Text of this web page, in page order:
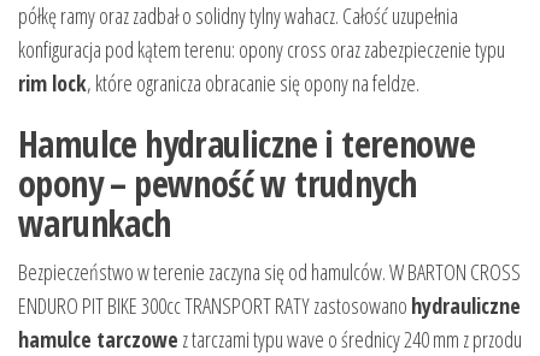
półkę ramy oraz zadbał o solidny tylny wahacz. Całość uzupełnia
konfiguracja pod kątem terenu: opony cross oraz zabezpieczenie typu
rim lock, które ogranicza obracanie się opony na feldze.
Hamulce hydrauliczne i terenowe
opony – pewność w trudnych
warunkach
Bezpieczeństwo w terenie zaczyna się od hamulców. W BARTON CROSS
ENDURO PIT BIKE 300cc TRANSPORT RATY zastosowano hydrauliczne
hamulce tarczowe z tarczami typu wave o średnicy 240 mm z przodu